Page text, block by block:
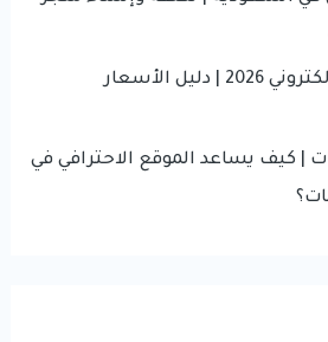
تكلفة تصميم موقع إلكتروني 2026 | دليل الأسعار
| كيف يساعد الموقع الاحترافي في